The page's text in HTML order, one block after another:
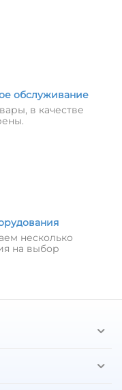
обслуживание
в качестве
несколько
на выбор